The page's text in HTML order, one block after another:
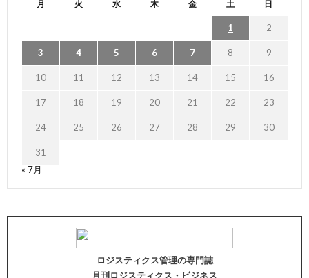
月 火 水 木 金 土 日
1 2
3 4 5 6 7 8 9
10 11 12 13 14 15 16
17 18 19 20 21 22 23
24 25 26 27 28 29 30
31
« 7月
ロジスティクス管理の専門誌
月刊ロジスティクス・ビジネス